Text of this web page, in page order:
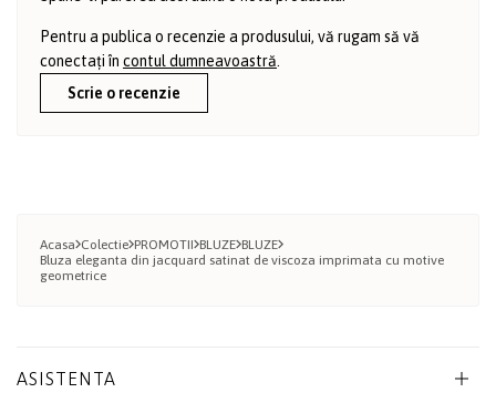
Pentru a publica o recenzie a produsului, vă rugam să vă
conectați în contul dumneavoastră
Scrie o recenzie
Acasa Colectie PROMOTII BLUZE BLUZE
Bluza eleganta din jacquard satinat de viscoza imprimata cu motive
geometrice
ASISTENTA